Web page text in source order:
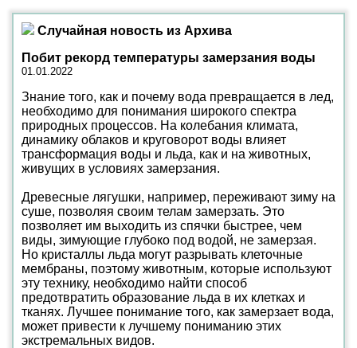
Случайная новость из Архива
Побит рекорд температуры замерзания воды
01.01.2022
Знание того, как и почему вода превращается в лед,
необходимо для понимания широкого спектра
природных процессов. На колебания климата,
динамику облаков и круговорот воды влияет
трансформация воды и льда, как и на животных,
живущих в условиях замерзания.
Древесные лягушки, например, переживают зиму на
суше, позволяя своим телам замерзать. Это
позволяет им выходить из спячки быстрее, чем
виды, зимующие глубоко под водой, не замерзая.
Но кристаллы льда могут разрывать клеточные
мембраны, поэтому животным, которые используют
эту технику, необходимо найти способ
предотвратить образование льда в их клетках и
тканях. Лучшее понимание того, как замерзает вода,
может привести к лучшему пониманию этих
экстремальных видов.